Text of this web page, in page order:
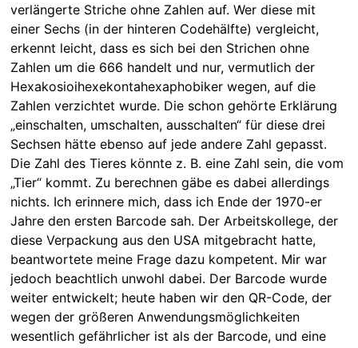
verlängerte Striche ohne Zahlen auf. Wer diese mit
einer Sechs (in der hinteren Codehälfte) vergleicht,
erkennt leicht, dass es sich bei den Strichen ohne
Zahlen um die 666 handelt und nur, vermutlich der
Hexakosioihexekontahexaphobiker wegen, auf die
Zahlen verzichtet wurde. Die schon gehörte Erklärung
„einschalten, umschalten, ausschalten“ für diese drei
Sechsen hätte ebenso auf jede andere Zahl gepasst.
Die Zahl des Tieres könnte z. B. eine Zahl sein, die vom
„Tier“ kommt. Zu berechnen gäbe es dabei allerdings
nichts. Ich erinnere mich, dass ich Ende der 1970-er
Jahre den ersten Barcode sah. Der Arbeitskollege, der
diese Verpackung aus den USA mitgebracht hatte,
beantwortete meine Frage dazu kompetent. Mir war
jedoch beachtlich unwohl dabei. Der Barcode wurde
weiter entwickelt; heute haben wir den QR-Code, der
wegen der größeren Anwendungsmöglichkeiten
wesentlich gefährlicher ist als der Barcode, und eine